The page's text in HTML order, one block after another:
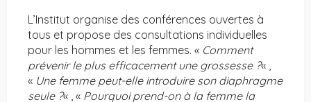
L’Institut organise des conférences ouvertes à
tous et propose des consultations individuelles
pour les hommes et les femmes. « Comment
prévenir le plus efficacement une grossesse ?« ,
« Une femme peut-elle introduire son diaphragme
seule ?« , « Pourquoi prend-on à la femme la